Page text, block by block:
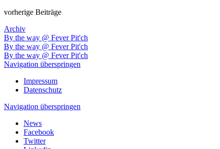
vorherige Beiträge
Archiv
By the way @ Fever Pit'ch
By the way @ Fever Pit'ch
By the way @ Fever Pit'ch
Navigation überspringen
Impressum
Datenschutz
Navigation überspringen
News
Facebook
Twitter